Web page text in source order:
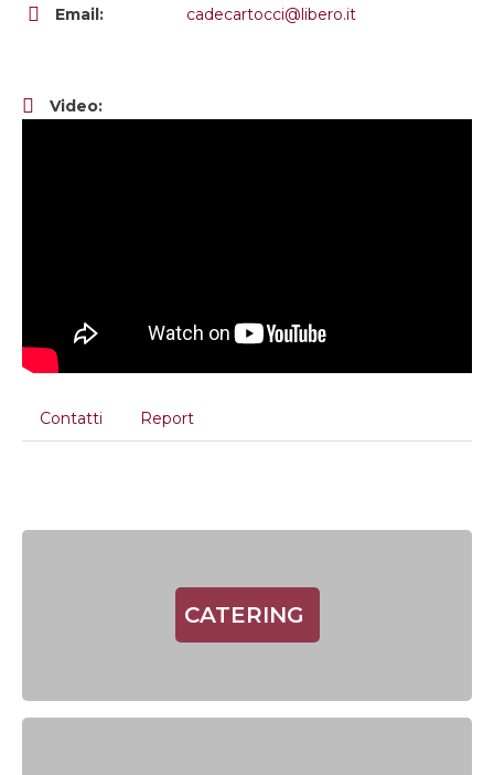
Email: cadecartocci@libero.it
Video:
Contatti Report
CATERING